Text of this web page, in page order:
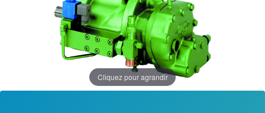
Cliquez pour agrandir